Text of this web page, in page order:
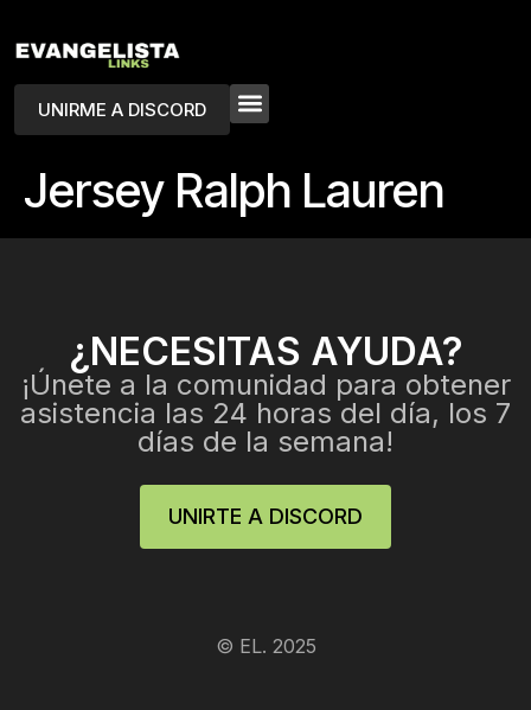
UNIRME A DISCORD
Jersey Ralph Lauren
¿NECESITAS AYUDA?
¡Únete a la comunidad para obtener
asistencia las 24 horas del día, los 7
días de la semana!
UNIRTE A DISCORD
© EL. 2025